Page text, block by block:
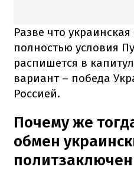
Разве что
полностью условия
распишется в
вариант – победа
Россией.
Почему же
обмен